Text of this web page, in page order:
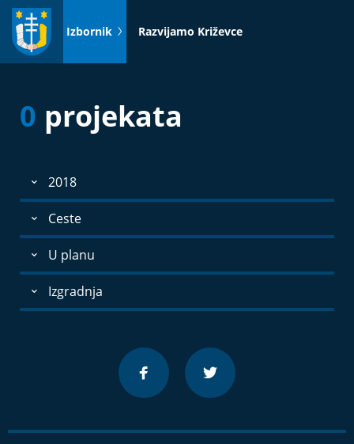
Idi
sadržaj
Izbornik Razvijamo Križevce
0 projekata
2018
Ceste
U planu
Izgradnja